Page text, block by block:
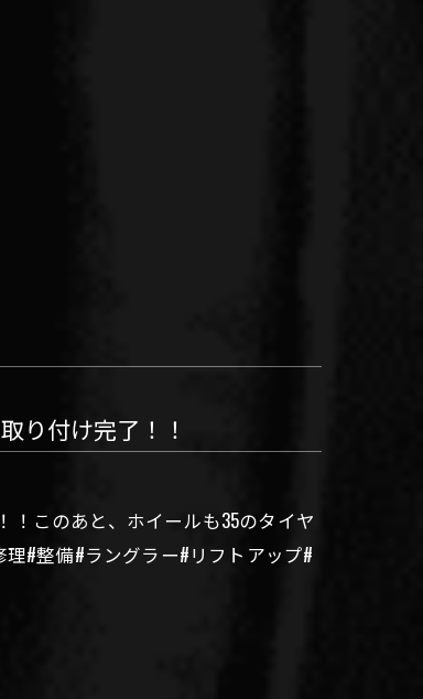
り付け完了！！
このあと、ホイールも35のタイヤ
#整備#ラングラー#リフトアップ#